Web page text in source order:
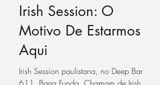
Leonardo Ramos
25 de jun. de 2021
10 min de leitura
Irish Session: O
Motivo De Estarmos